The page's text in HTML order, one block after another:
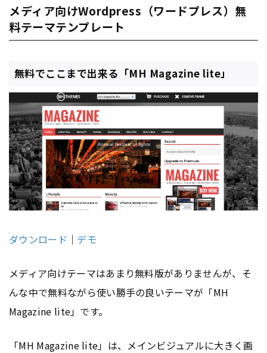
メディア向けWordpress（ワードプレス）無
料テーマテンプレート
無料でここまで出来る「MH Magazine lite」
ダウンロード ｜ デモ
メディア向けテーマはあまり無料版がありませんが、そ
んな中で無料ながら使い勝手の良いテーマが「MH
Magazine lite」です。
「MH Magazine lite」は、メインビジュアルに大きく画